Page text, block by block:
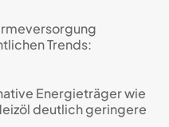
Trends:
Energieträger wie
deutlich geringere